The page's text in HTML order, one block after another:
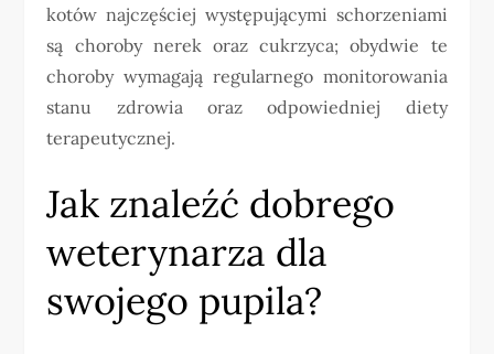
kotów najczęściej występującymi schorzeniami
są choroby nerek oraz cukrzyca; obydwie te
choroby wymagają regularnego monitorowania
stanu zdrowia oraz odpowiedniej diety
terapeutycznej.
Jak znaleźć dobrego
weterynarza dla
swojego pupila?